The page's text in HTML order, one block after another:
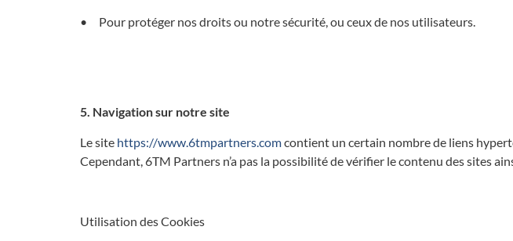
• Pour protéger nos droits ou notre sécurité, ou ceux de nos utilisateurs.
5. Navigation sur notre site
Le site https://www.6tmpartners.comcontient un certain nombre de liens
Cependant, 6TM Partners n’a pas la possibilité de vérifier le contenu des sites
Utilisation des Cookies